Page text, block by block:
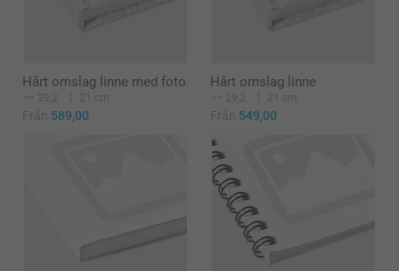
Hårt omslag linne med foto
29,2 21 cm
Från 589,00
Hårt omslag linne
29,2 21 cm
Från 549,00